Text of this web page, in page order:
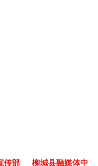
传部 柳城县融媒体中